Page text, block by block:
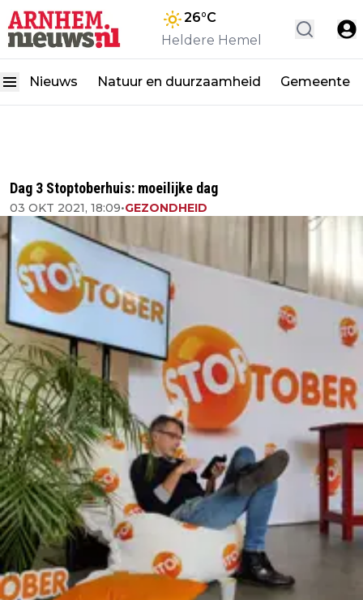
26°C
Heldere Hemel
Nieuws Natuur en duurzaamheid Gemeente
Dag 3 Stoptoberhuis: moeilijke dag
03 OKT 2021, 18:09•GEZONDHEID